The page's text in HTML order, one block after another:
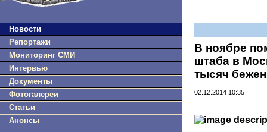
Новости
Репортажи
Мониторинг СМИ
Интервью
Документы
Фотогалереи
Статьи
Анонсы
В ноябре
штаба в
тысяч
02.12.2014 10:35